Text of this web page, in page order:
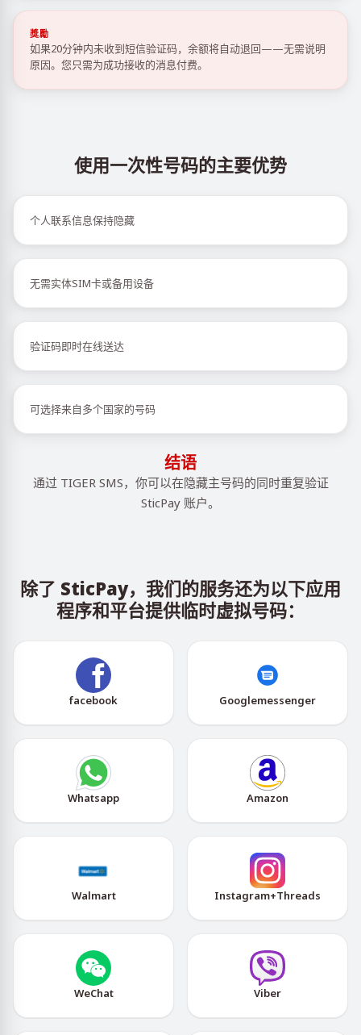
獎勵
如果20分钟内未收到短信验证码，余额将自动退回——无需说明
原因。您只需为成功接收的消息付费。
使用一次性号码的主要优势
个人联系信息保持隐藏
无需实体SIM卡或备用设备
验证码即时在线送达
可选择来自多个国家的号码
结语
通过 TIGER SMS，你可以在隐藏主号码的同时重复验证
SticPay 账户。
除了 SticPay，我们的服务还为以下应用
程序和平台提供临时虚拟号码：
facebook Googlemessenger
Whatsapp Amazon
Walmart Instagram+Threads
WeChat Viber